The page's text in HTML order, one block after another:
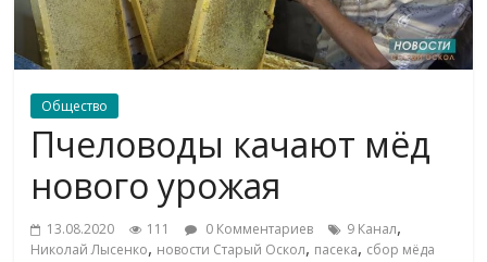
Общество
Пчеловоды качают мёд
нового урожая
13.08.2020 111 0 Комментариев 9 Канал,
Николай Лысенко, новости Старый Оскол, пасека, сбор мёда